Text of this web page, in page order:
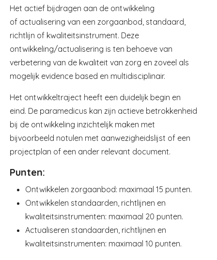
Het actief bijdragen aan de ontwikkeling
of actualisering van een zorgaanbod, standaard,
richtlijn of kwaliteitsinstrument. Deze
ontwikkeling/actualisering is ten behoeve van
verbetering van de kwaliteit van zorg en zoveel als
mogelijk evidence based en multidisciplinair.
Het ontwikkeltraject heeft een duidelijk begin en
eind. De paramedicus kan zijn actieve betrokkenheid
bij de ontwikkeling inzichtelijk maken met
bijvoorbeeld notulen met aanwezigheidslijst of een
projectplan of een ander relevant document.
Punten:
Ontwikkelen zorgaanbod: maximaal 15 punten.
Ontwikkelen standaarden, richtlijnen en
kwaliteitsinstrumenten: maximaal 20 punten.
Actualiseren standaarden, richtlijnen en
kwaliteitsinstrumenten: maximaal 10 punten.